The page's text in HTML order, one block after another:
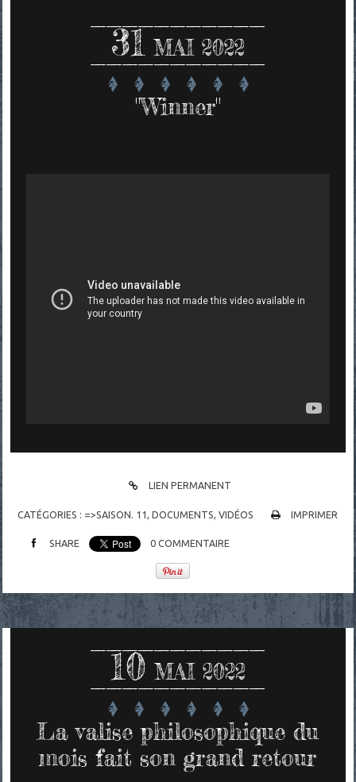
31 MAI 2022
"Winner"
LIEN PERMANENT
CATÉGORIES : =>SAISON. 11 ,DOCUMENTS ,VIDÉOS IMPRIMER
SHARE 0 COMMENTAIRE
10 MAI 2022
La valise philosophique du
mois fait son grand retour